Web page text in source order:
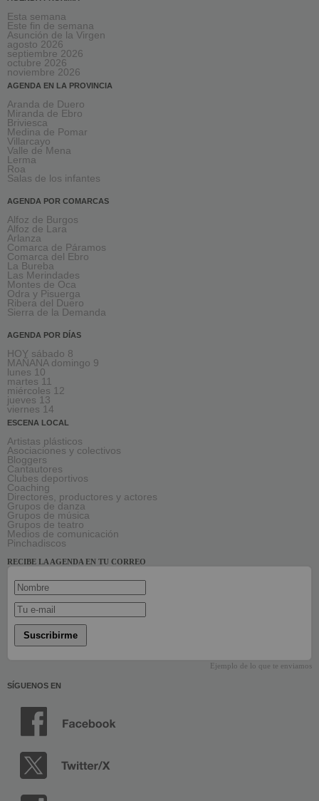
Esta semana
Este fin de semana
Asunción de la Virgen
agosto 2026
septiembre 2026
octubre 2026
noviembre 2026
AGENDA EN LA PROVINCIA
Aranda de Duero
Miranda de Ebro
Briviesca
Medina de Pomar
Villarcayo
Valle de Mena
Lerma
Roa
Salas de los infantes
AGENDA POR COMARCAS
Alfoz de Burgos
Alfoz de Lara
Arlanza
Comarca de Páramos
Comarca del Ebro
La Bureba
Las Merindades
Montes de Oca
Odra y Pisuerga
Ribera del Duero
Sierra de la Demanda
AGENDA POR DÍAS
HOY sábado 8
MAÑANA domingo 9
lunes 10
martes 11
miércoles 12
jueves 13
viernes 14
ESCENA LOCAL
Artistas plásticos
Asociaciones y colectivos
Bloggers
Cantautores
Clubes deportivos
Coaching
Directores, productores y actores
Grupos de danza
Grupos de música
Grupos de teatro
Medios de comunicación
Pinchadiscos
RECIBE LA AGENDA EN TU CORREO
Suscribirme
Ejemplo de lo que te enviamos
SÍGUENOS EN